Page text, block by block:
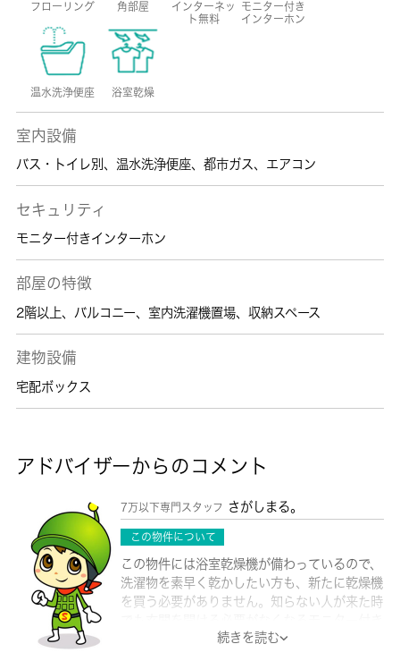
フローリング 角部屋
インターネッ
ト無料
モニター付き
インターホン
温水洗浄便座 浴室乾燥
室内設備
バス・トイレ別 、 温水洗浄便座、 都市ガス、 エアコン
セキュリティ
モニター付きインターホン
部屋の特徴
2階以上、 バルコニー、 室内洗濯機置場、 収納スペース
建物設備
宅配ボックス
アドバイザーからのコメント
7万以下専門スタッフ さがしまる。
この物件について
この物件には浴室乾燥機が備わっているので、
洗濯物を素早く乾かしたい方も、新たに乾燥機
を買う必要がありません。知らない人が来た時
インターホンがあります。シューズボックスが
続きを読む